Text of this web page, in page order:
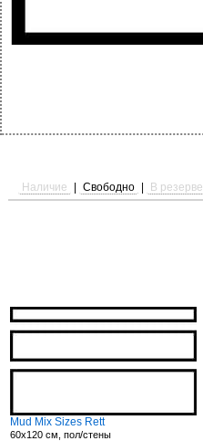
Наличие Свободно В резерве
Mud Mix Sizes Rett
60x120 см, пол/стены